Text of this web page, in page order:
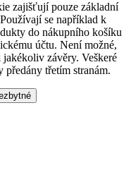
zajišťují pouze základní
se například k
do nákupního košíku
účtu. Není možné,
závěry. Veškeré
předány třetím stranám.